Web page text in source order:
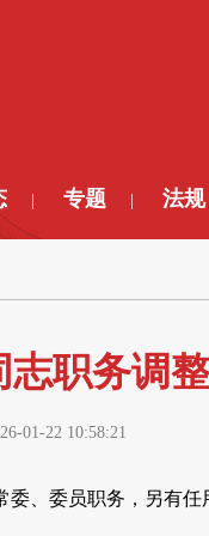
专题 法规
志职务调整
01-22 10:58:21
、委员职务，另有任